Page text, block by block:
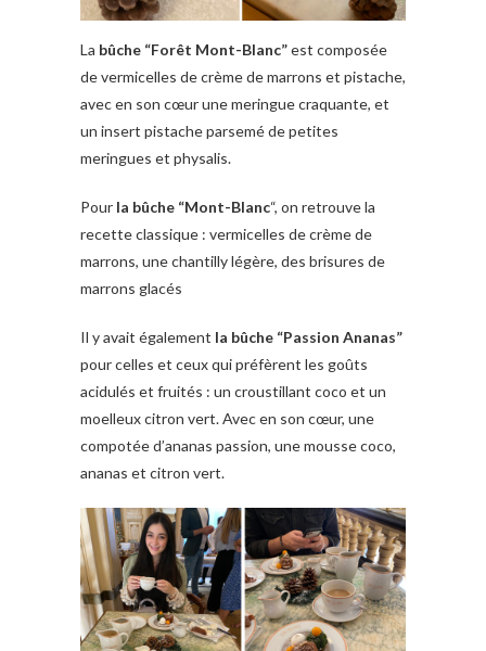
La bûche “Forêt Mont-Blanc”est composée
de vermicelles de crème de marrons et pistache,
avec en son cœur une meringue craquante, et
un insert pistache parsemé de petites
meringues et physalis.
Pour la bûche “Mont-Blanc“, on retrouve la
recette classique : vermicelles de crème de
marrons, une chantilly légère, des brisures de
marrons glacés
Il y avait également la bûche “Passion Ananas”
pour celles et ceux qui préfèrent les goûts
acidulés et fruités : un croustillant coco et un
moelleux citron vert. Avec en son cœur, une
compotée d’ananas passion, une mousse coco,
ananas et citron vert.